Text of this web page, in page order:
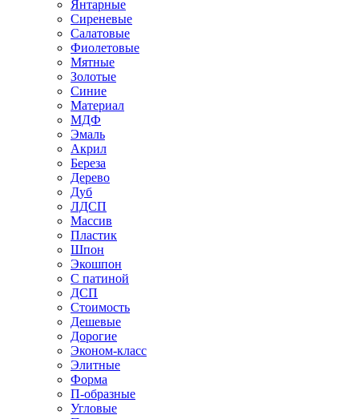
Янтарные
Сиреневые
Салатовые
Фиолетовые
Мятные
Золотые
Синие
Материал
МДФ
Эмаль
Акрил
Береза
Дерево
Дуб
ЛДСП
Массив
Пластик
Шпон
Экошпон
С патиной
ДСП
Стоимость
Дешевые
Дорогие
Эконом-класс
Элитные
Форма
П-образные
Угловые